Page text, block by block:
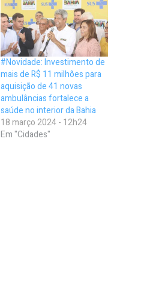
#Novidade: Investimento de
mais de R$ 11 milhões para
aquisição de 41 novas
ambulâncias fortalece a
saúde no interior da Bahia
18 março 2024 - 12h24
Em "Cidades"